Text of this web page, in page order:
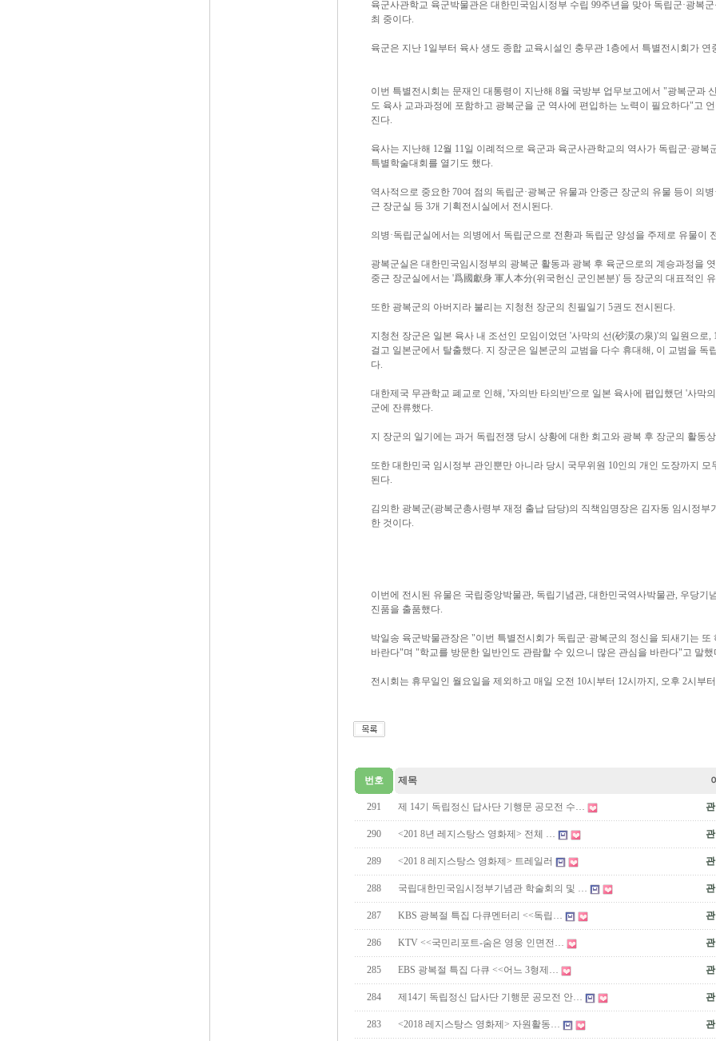
육군사관학교 육군박물관은 대한민국임시정부 수립 99주년을 맞아 독립군·광복
최 중이다.
육군은 지난 1일부터 육사 생도 종합 교육시설인 충무관 1층에서 특별전시회가 연
이번 특별전시회는 문재인 대통령이 지난해 8월 국방부 업무보고에서 "광복군과
도 육사 교과과정에 포함하고 광복군을 군 역사에 편입하는 노력이 필요하다"고
진다.
육사는 지난해 12월 11일 이례적으로 육군과 육군사관학교의 역사가 독립군·광복
특별학술대회를 열기도 했다.
역사적으로 중요한 70여 점의 독립군·광복군 유물과 안중근 장군의 유물 등이 의
근 장군실 등 3개 기획전시실에서 전시된다.
의병·독립군실에서는 의병에서 독립군으로 전환과 독립군 양성을 주제로 유물이
광복군실은 대한민국임시정부의 광복군 활동과 광복 후 육군으로의 계승과정을
중근 장군실에서는 '爲國獻身 軍人本分(위국헌신 군인본분)' 등 장군의 대표적인
또한 광복군의 아버지라 불리는 지청천 장군의 친필일기 5권도 전시된다.
지청천 장군은 일본 육사 내 조선인 모임이었던 '사막의 선(砂漠の泉)'의 일원으로,
걸고 일본군에서 탈출했다. 지 장군은 일본군의 교범을 다수 휴대해, 이 교범을 독
다.
대한제국 무관학교 폐교로 인해, '자의반 타의반'으로 일본 육사에 폅입했던 '사막
군에 잔류했다.
지 장군의 일기에는 과거 독립전쟁 당시 상황에 대한 회고와 광복 후 장군의 활동
또한 대한민국 임시정부 관인뿐만 아니라 당시 국무위원 10인의 개인 도장까지 모
된다.
김의한 광복군(광복군총사령부 재정 출납 담당)의 직책임명장은 김자동 임시정부
한 것이다.
이번에 전시된 유물은 국립중앙박물관, 독립기념관, 대한민국역사박물관, 우당기
진품을 출품했다.
박일송 육군박물관장은 "이번 특별전시회가 독립군·광복군의 정신을 되새기는 또
바란다"며 "학교를 방문한 일반인도 관람할 수 있으니 많은 관심을 바란다"고 말했
전시회는 휴무일인 월요일을 제외하고 매일 오전 10시부터 12시까지, 오후 2시부
번호 제목
291 제 14기 독립정신 답사단 기행문 공모전 수…
290 <201 8년 레지스탕스 영화제> 전체 …
289 <201 8 레지스탕스 영화제> 트레일러
288 국립대한민국임시정부기념관 학술회의 및 …
287 KBS 광복절 특집 다큐멘터리 <<독립…
286 KTV <<국민리포트-숨은 영웅 인면전…
285 EBS 광복절 특집 다큐 <<어느 3형제…
284 제14기 독립정신 답사단 기행문 공모전 안…
283 <2018 레지스탕스 영화제> 자원활동…